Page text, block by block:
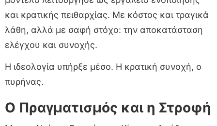
και κρατικής πειθαρχίας. Με κόστος και τραγικά
λάθη, αλλά με σαφή στόχο: την αποκατάσταση
ελέγχου και συνοχής.
Η ιδεολογία υπήρξε μέσο. Η κρατική συνοχή, ο
πυρήνας.
Ο Πραγματισμός και η Στροφή